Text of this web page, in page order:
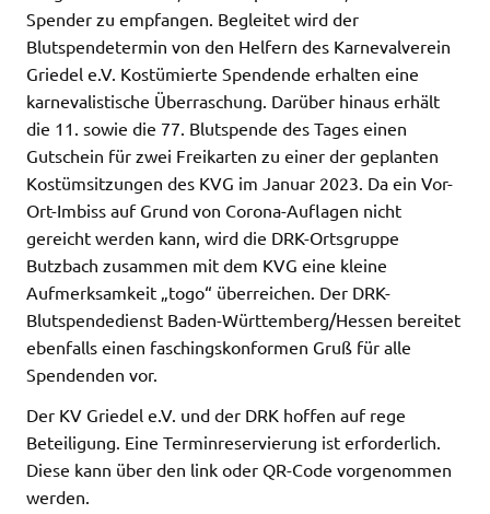
Spender zu empfangen. Begleitet wird der
Blutspendetermin von den Helfern des Karnevalverein
Griedel e.V. Kostümierte Spendende erhalten eine
karnevalistische Überraschung. Darüber hinaus erhält
die 11. sowie die 77. Blutspende des Tages einen
Gutschein für zwei Freikarten zu einer der geplanten
Kostümsitzungen des KVG im Januar 2023. Da ein Vor-
Ort-Imbiss auf Grund von Corona-Auflagen nicht
gereicht werden kann, wird die DRK-Ortsgruppe
Butzbach zusammen mit dem KVG eine kleine
Aufmerksamkeit „togo“ überreichen. Der DRK-
Blutspendedienst Baden-Württemberg/Hessen bereitet
ebenfalls einen faschingskonformen Gruß für alle
Spendenden vor.
Der KV Griedel e.V. und der DRK hoffen auf rege
Beteiligung. Eine Terminreservierung ist erforderlich.
Diese kann über den link oder QR-Code vorgenommen
werden.